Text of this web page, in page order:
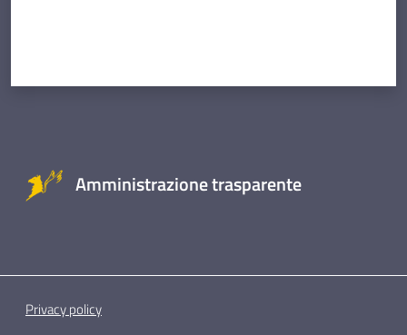
Amministrazione trasparente
Privacy policy